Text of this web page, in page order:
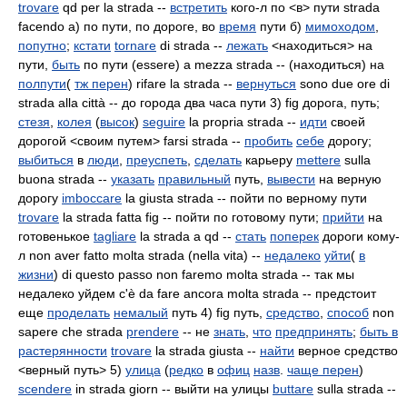
trovare qd per la strada -- встретить кого-л по <в> пути strada
facendo а) по пути, по дороге, во время пути б) мимоходом
попутно; кстати tornare di strada -- лежать <находиться> на
пути, быть по пути (essere) a mezza strada -- (находиться) на
полпути( тж перен) rifare la strada -- вернуться sono due ore di
strada alla città -- до города два часа пути 3) fig дорога, путь;
стезя
колея (высок) seguire la propria strada -- идти своей
дорогой <своим путем> farsi strada -- пробить себе дорогу;
выбиться в люди преуспеть сделать карьеру mettere sulla
buona strada -- указать правильный путь, вывести на верную
дорогу imboccare la giusta strada -- пойти по верному пути
trovare la strada fatta fig -- пойти по готовому пути; прийти на
готовенькое tagliare la strada a qd -- стать поперек дороги кому-
л non aver fatto molta strada (nella vita) -- недалеко уйти( в
жизни) di questo passo non faremo molta strada -- так мы
недалеко уйдем c'è da fare ancora molta strada -- предстоит
еще проделать немалый путь 4) fig путь, средство способ non
sapere che strada prendere -- не знать что предпринять; быть в
растерянности trovare la strada giusta -- найти верное средство
<верный путь> 5) улица (редко в офиц назв чаще перен)
scendere in strada giorn -- выйти на улицы buttare sulla strada --